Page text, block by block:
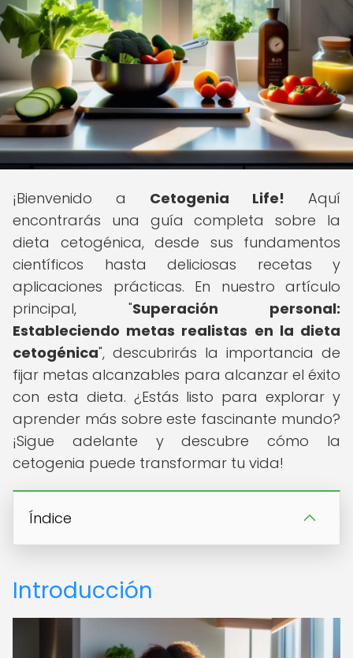
¡Bienvenido a Cetogenia Life! Aquí
encontrarás una guía completa sobre la
dieta cetogénica, desde sus fundamentos
científicos hasta deliciosas recetas y
aplicaciones prácticas. En nuestro artículo
principal, "Superación personal:
Estableciendo metas realistas en la dieta
cetogénica", descubrirás la importancia de
fijar metas alcanzables para alcanzar el éxito
con esta dieta. ¿Estás listo para explorar y
aprender más sobre este fascinante mundo?
¡Sigue adelante y descubre cómo la
cetogenia puede transformar tu vida!
Índice
Introducción